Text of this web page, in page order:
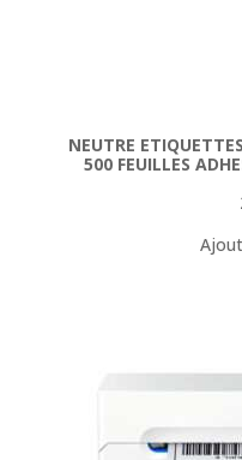
NEUTRE
500 FEUILLES